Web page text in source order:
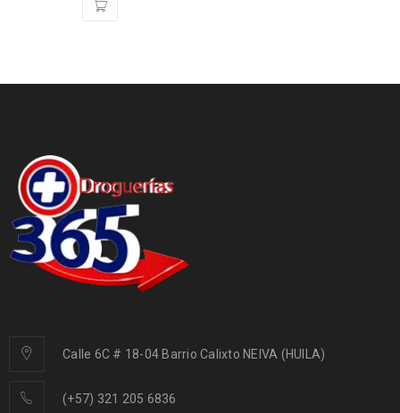
Calle 6C # 18-04 Barrio Calixto NEIVA (HUILA)
(+57) 321 205 6836